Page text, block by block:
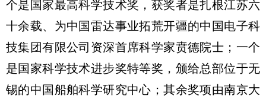
个是国家最高科学技术奖，获奖者是扎根江苏六
十余载、为中国雷达事业拓荒开疆的中国电子科
技集团有限公司资深首席科学家贲德院士；一个
是国家科学技术进步奖特等奖，颁给总部位于无
锡的中国船舶科学研究中心；其余奖项由南京大